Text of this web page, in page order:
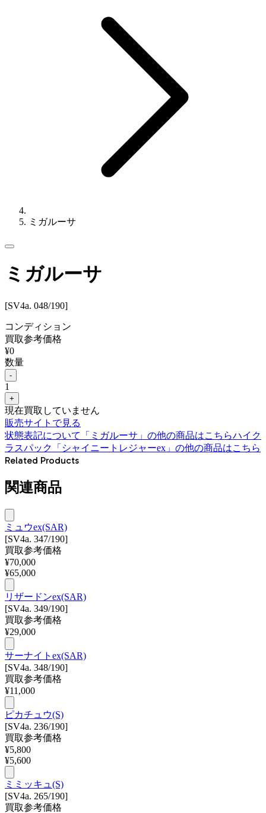
ミガルーサ
ミガルーサ
[SV4a. 048/190]
コンディション
買取参考価格
¥0
数量
-
1
+
現在買取していません
販売サイトで見る
状態表記について
「 ミガルーサ 」の他の商品はこちらハイク
ラスパック「シャイニートレジャーex」 の他の商品はこちら
Related Products
関連商品
ミュウex(SAR)
[SV4a. 347/190]
買取参考価格
¥70,000
¥65,000
リザードンex(SAR)
[SV4a. 349/190]
買取参考価格
¥29,000
サーナイトex(SAR)
[SV4a. 348/190]
買取参考価格
¥11,000
ピカチュウ(S)
[SV4a. 236/190]
買取参考価格
¥5,800
¥5,600
ミミッキュ(S)
[SV4a. 265/190]
買取参考価格